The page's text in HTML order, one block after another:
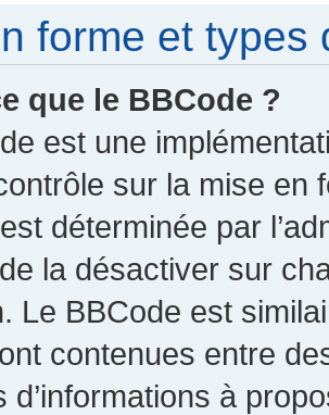
forme et types
que le BBCode ?
est une
sur la mise en
déterminée par
la désactiver sur
Le BBCode est
contenues entre
d’informations à